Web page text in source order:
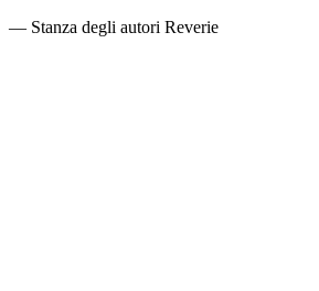
— Stanza degli autori Reverie